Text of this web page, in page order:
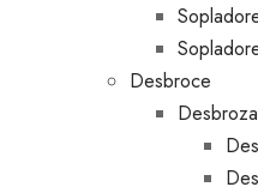
Desbroce